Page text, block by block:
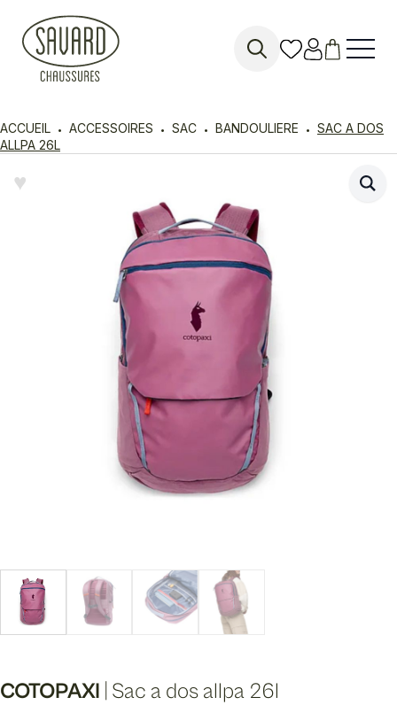
ACCUEIL ACCESSOIRES SAC BANDOULIERE
SAC A DOS
ALLPA 26L
♥︎
COTOPAXI Sac a dos allpa 26l